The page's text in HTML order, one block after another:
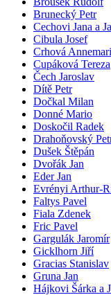
Brunecký Petr
Cechovi Jana a
Cibula Josef
Crhová
Cupáková Tereza
Čech Jaroslav
Dítě Petr
Dočkal Milan
Donné Mario
Doskočil Radek
Drahoňovský
Dušek Štěpán
Dvořák Jan
Eder Jan
Evrényi Arthur-
Faltys Pavel
Fiala Zdenek
Fric Pavel
Gargulák Jaromír
Gicklhorn Jiří
Gracias Stanislav
Gruna Jan
Hájkovi Šárka a